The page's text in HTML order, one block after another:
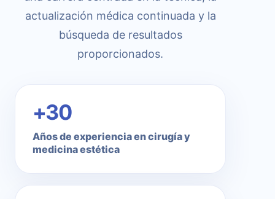
actualización médica continuada y la
búsqueda de resultados
proporcionados.
+30
Años de experiencia en cirugía y
medicina estética